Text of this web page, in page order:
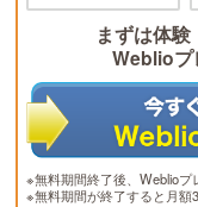
まずは体験
Weblioプ
※無料期間終了後、Weblioプ
※無料期間が終了すると月額